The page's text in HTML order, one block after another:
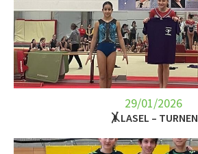
LE LYCÉE
LET’S GO SCIENCE
ACTUALITÉ
29/01/2026
🤸LASEL – TURNEN